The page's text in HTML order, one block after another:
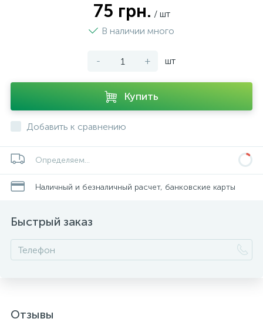
75 грн. / шт
В наличии много
- + шт
Купить
Добавить к сравнению
Определяем...
Наличный и безналичный расчет, банковские карты
Быстрый заказ
Отзывы